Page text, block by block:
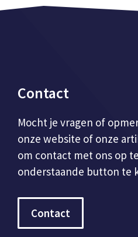
Contact
Mocht je vragen of
onze website of onze
om contact met ons op
onderstaande button te
Contact